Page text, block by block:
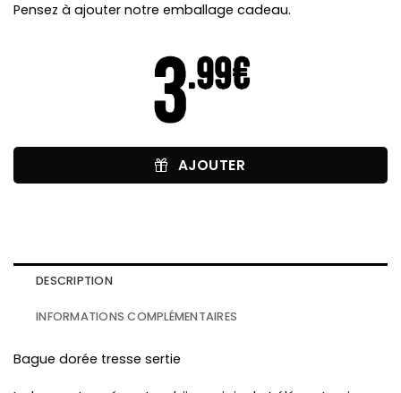
Pensez à ajouter notre emballage cadeau.
AJOUTER
DESCRIPTION
INFORMATIONS COMPLÉMENTAIRES
Bague dorée tresse sertie